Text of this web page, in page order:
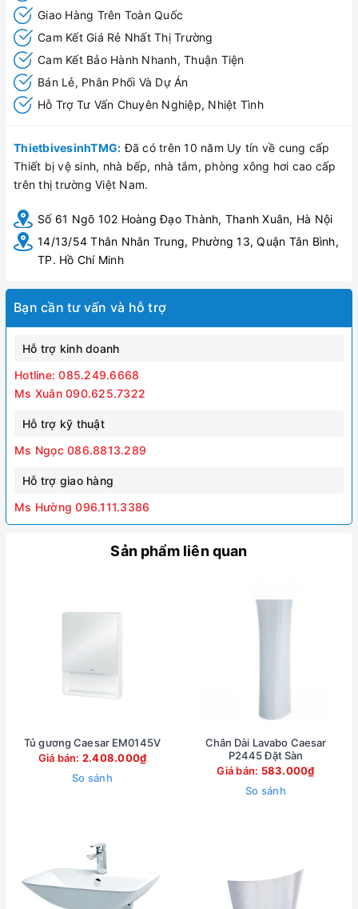
Giao Hàng Trên Toàn Quốc
Cam Kết Giá Rẻ Nhất Thị Trường
Cam Kết Bảo Hành Nhanh, Thuận Tiện
Bán Lẻ, Phân Phối Và Dự Án
Hỗ Trợ Tư Vấn Chuyên Nghiệp, Nhiệt Tình
ThietbivesinhTMG: Đã có trên 10 năm Uy tín về cung cấp
Thiết bị vệ sinh, nhà bếp, nhà tắm, phòng xông hơi cao cấp
trên thị trường Việt Nam.
Số 61 Ngõ 102 Hoàng Đạo Thành, Thanh Xuân, Hà Nội
14/13/54 Thân Nhân Trung, Phường 13, Quận Tân Bình,
TP. Hồ Chí Minh
Bạn cần tư vấn và hỗ trợ
Hỗ trợ kinh doanh
Hotline: 085.249.6668
Ms Xuân 090.625.7322
Hỗ trợ kỹ thuật
Ms Ngọc 086.8813.289
Hỗ trợ giao hàng
Ms Hường 096.111.3386
Sản phẩm liên quan
Tủ gương Caesar EM0145V
Giá bán: 2.408.000₫
So sánh
Chân Dài Lavabo Caesar
P2445 Đặt Sàn
Giá bán: 583.000₫
So sánh